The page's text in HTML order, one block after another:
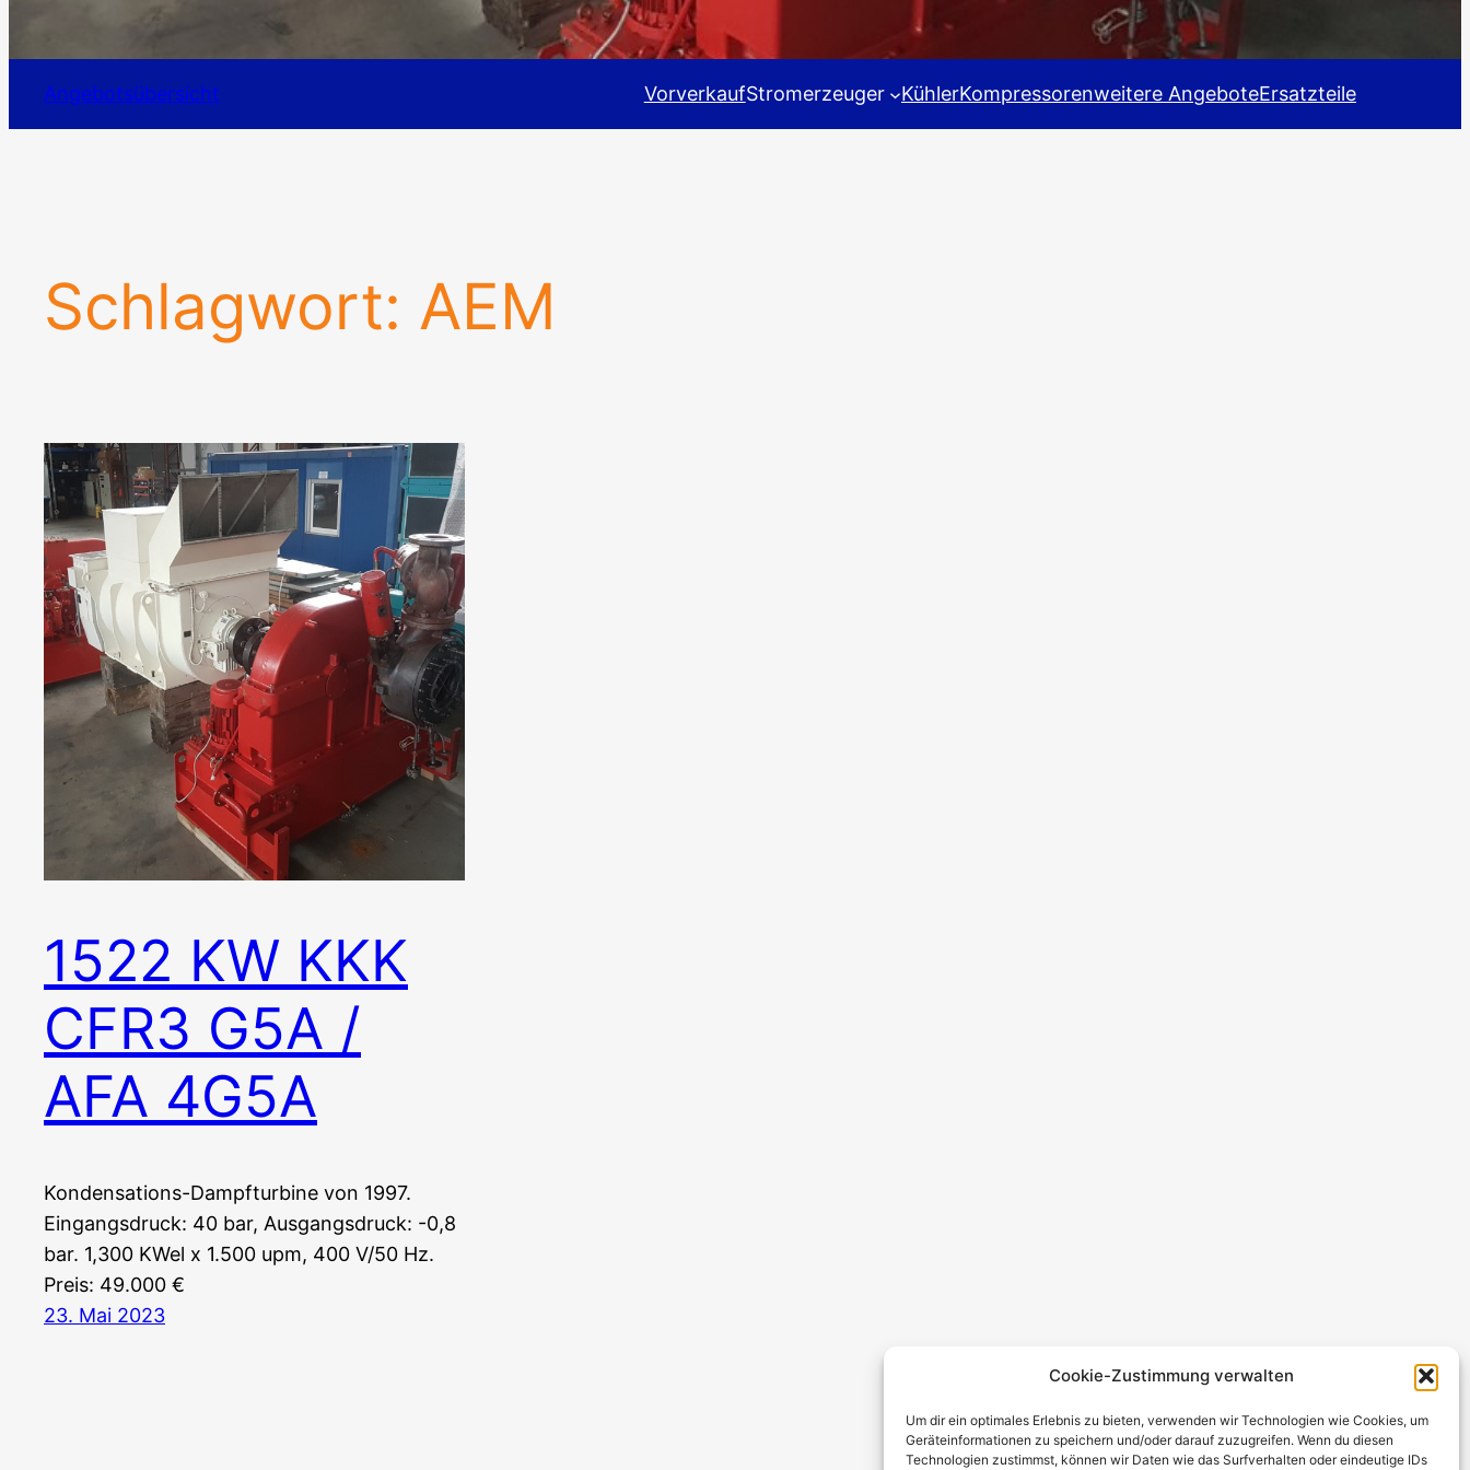
Cookie-Zustimmung verwalten
Um dir ein optimales Erlebnis zu bieten, verwenden wir Technologien wie Cookies, um
Geräteinformationen zu speichern und/oder darauf zuzugreifen. Wenn du diesen
Technologien zustimmst, können wir Daten wie das Surfverhalten oder eindeutige IDs
Angebotsübersicht VorverkaufStromerzeuger KühlerKompressorenweitere AngeboteErsatzteile
Schlagwort: AEM
1522 KW KKK
CFR3 G5A /
AFA 4G5A
Kondensations-Dampfturbine von 1997.
Eingangsdruck: 40 bar, Ausgangsdruck: -0,8
bar. 1,300 KWel x 1.500 upm, 400 V/50 Hz.
Preis: 49.000 €
23. Mai 2023